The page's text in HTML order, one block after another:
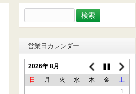
索:
営業日カレンダー
2026年 8月
日
月 火 水 木 金
土
1